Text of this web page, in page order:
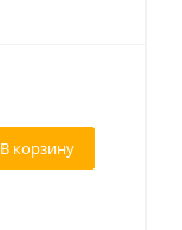
В корзину